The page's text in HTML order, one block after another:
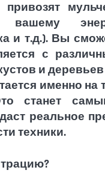
привозят
и т.д.). Вы
с
и
именно на
станет
реальное
техники.